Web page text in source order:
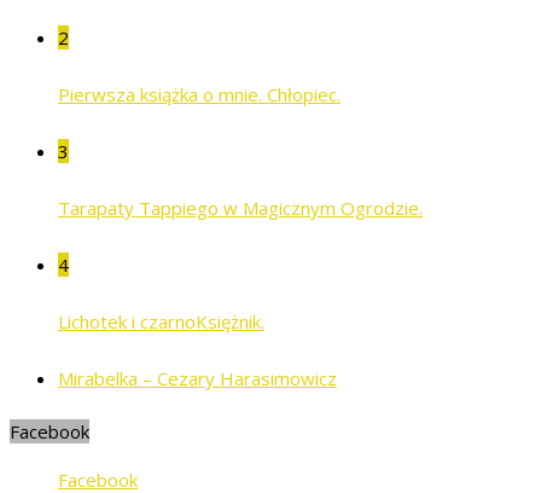
2
Pierwsza książka o mnie. Chłopiec.
3
Tarapaty Tappiego w Magicznym Ogrodzie.
4
Lichotek i czarnoKsiężnik.
Mirabelka – Cezary Harasimowicz
Facebook
Facebook